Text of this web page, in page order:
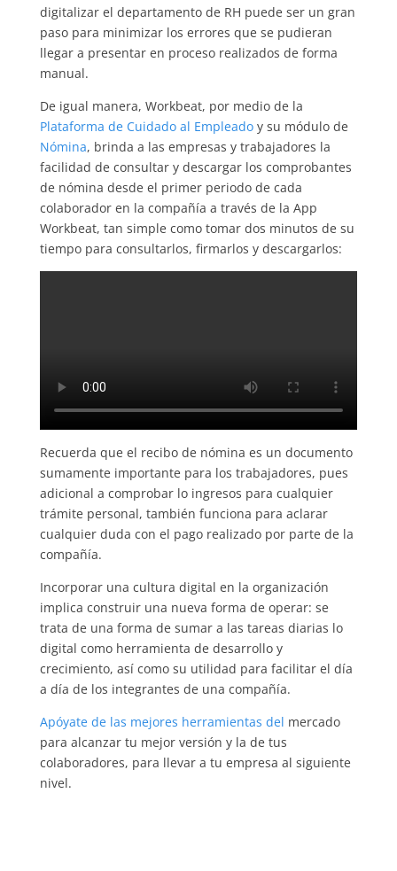
digitalizar el departamento de RH puede ser un gran
paso para minimizar los errores que se pudieran
llegar a presentar en proceso realizados de forma
manual.
De igual manera, Workbeat, por medio de la
Plataforma de Cuidado al Empleadoy su módulo de
Nómina, brinda a las empresas y trabajadores la
facilidad de consultar y descargar los comprobantes
de nómina desde el primer periodo de cada
colaborador en la compañía a través de la App
Workbeat, tan simple como tomar dos minutos de su
tiempo para consultarlos, firmarlos y descargarlos:
Recuerda que el recibo de nómina es un documento
sumamente importante para los trabajadores, pues
adicional a comprobar lo ingresos para cualquier
trámite personal, también funciona para aclarar
cualquier duda con el pago realizado por parte de la
compañía.
Incorporar una cultura digital en la organización
implica construir una nueva forma de operar: se
trata de una forma de sumar a las tareas diarias lo
digital como herramienta de desarrollo y
crecimiento, así como su utilidad para facilitar el día
a día de los integrantes de una compañía.
Apóyate de las mejores herramientas del mercado
para alcanzar tu mejor versión y la de tus
colaboradores, para llevar a tu empresa al siguiente
nivel.